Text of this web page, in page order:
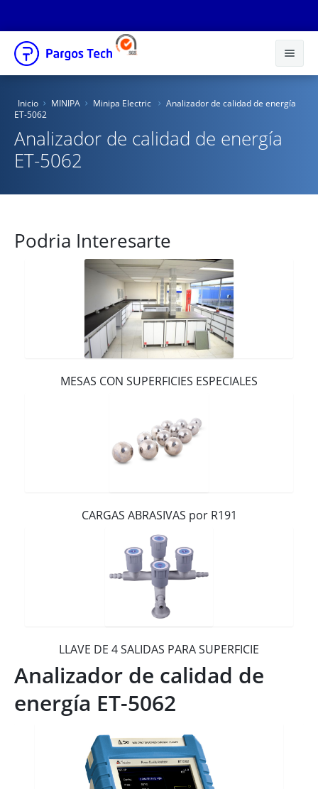
Nosotros
Productos
Tienda Online
Inicio MINIPA Minipa Electric
Analizador de calidad de energía
ET-5062
Analizador de calidad de energía
ET-5062
Podria Interesarte
MESAS CON SUPERFICIES ESPECIALES
CARGAS ABRASIVAS por R191
LLAVE DE 4 SALIDAS PARA SUPERFICIE
Analizador de calidad de
energía ET-5062